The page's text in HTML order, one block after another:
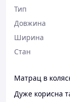
Тип
Довжина
Ширина
Стан
Матрац в
Дуже корисна